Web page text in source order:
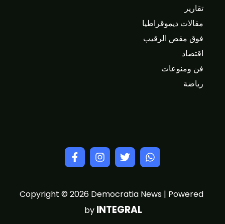
تقارير
مقالات ديموقراطيا
فوق مقص الرقيب
اقتصاد
فن ومنوعات
رياضة
Powered
by INTEGRAL